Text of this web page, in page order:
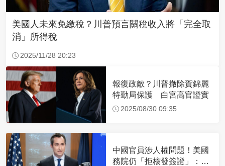
美國人未來免繳稅？川普預言關稅收入將「完全取
消」所得稅
2025/11/28 20:23
報復政敵？川普撤除賀錦麗
特勤局保護 白宮高官證實
2025/08/30 09:35
中國官員涉人權問題！美國
務院仍「拒核發簽證」：追